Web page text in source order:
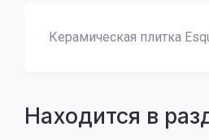
Керамическая плитка
Находится в